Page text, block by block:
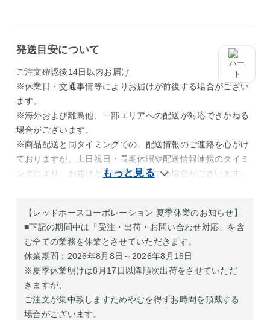
発送目安について
ご注文確認後14日以内お届け
※休業日・交通事情等によりお届けが前後する場合がござい
ます。
※海外および離島他、一部エリアへの配送が対応できかねる
場合がございます。
※商品配送と同タイミングでの、配送情報のご連絡を心がけ
ておりますが、土日祝日・長期休暇や配送情報連携のタイミ
ングにより、お届けとご連絡が前後する場合がございます。
【レッドホースコーポレーション 夏季休業のお知らせ】
■下記の期間中は「受注・出荷・お問い合わせ対応」を含
む全ての業務を休業とさせていただきます。
休業期間：2026年8月8日～2026年8月16日
※夏季休業明けは8月17日以降順次出荷をさせていただ
きますが、
ご注文が集中致しますためやむを得ずお時間を頂戴する
場合がございます。